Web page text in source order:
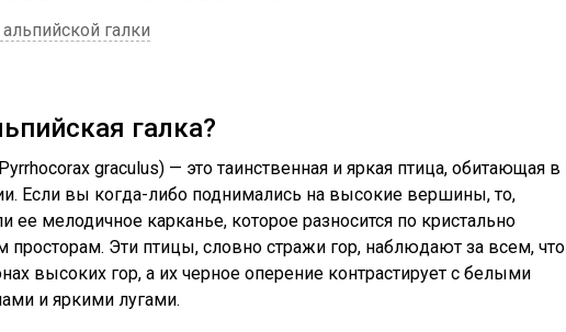
галки
галка?
graculus) — это таинственная и яркая птица, обитающая в
Если вы когда-либо поднимались на высокие вершины, то,
мелодичное карканье, которое разносится по кристально
просторам. Эти птицы, словно стражи гор, наблюдают за всем, что
высоких гор, а их черное оперение контрастирует с белыми
и яркими лугами.